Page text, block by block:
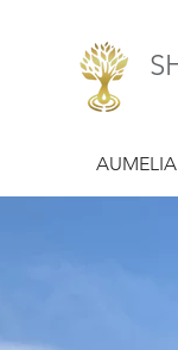
​AUMELIA